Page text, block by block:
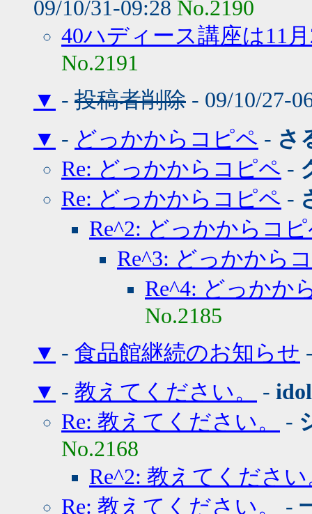
09/10/31-09:28 No.2190
40ハディース講座は11
No.2191
▼ - 投稿者削除 - 09/10/27-
▼ - どっかからコピペ - さ
Re: どっかからコピペ -
Re: どっかからコピペ -
Re^2: どっかからコ
Re^3: どっかから
Re^4: どっかか
No.2185
▼ - 食品館継続のお知らせ
▼ - 教えてください。 - idol
Re: 教えてください。
-
No.2168
Re^2: 教えてくださ
Re: 教えてください。
-